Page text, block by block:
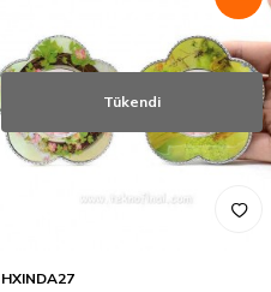
Tükendi
HXINDA27